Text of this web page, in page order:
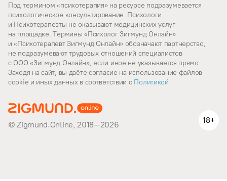
Под термином «психотерапия» на ресурсе подразумевается
психологическое консультирование. Психологи
и Психотерапевты не оказывают медицинских услуг
на площадке. Термины «Психолог Зигмунд Онлайн»
и «Психотерапевт Зигмунд Онлайн» обозначают партнерство,
не подразумевают трудовых отношений специалистов
с ООО «Зигмунд Онлайн», если иное не указывается прямо.
Заходя на сайт, вы даёте согласие на использование файлов
cookie и иных данных в соответствии cПолитикой
© Zigmund.Online, 2018–2026 18+